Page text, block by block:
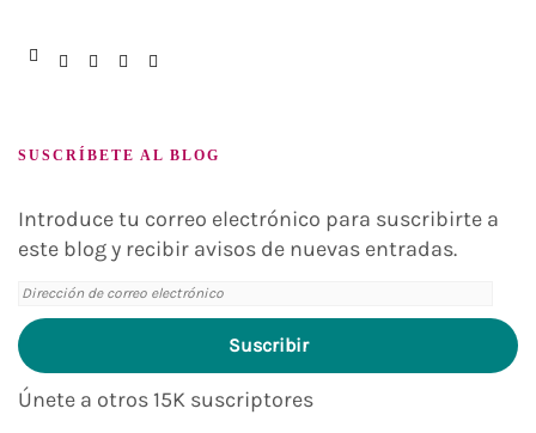
SUSCRÍBETE AL BLOG
Introduce tu correo electrónico para suscribirte a
este blog y recibir avisos de nuevas entradas.
Dirección
de
correo
electrónico
Suscribir
Únete a otros 15K suscriptores